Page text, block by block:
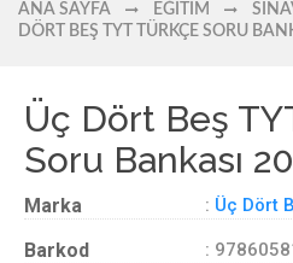
ANA SAYFA EĞITIM
DÖRT BEŞ TYT TÜRKÇE SORU
Üç Dört Beş
Soru Bankası
Marka : Üç Dört
Barkod :